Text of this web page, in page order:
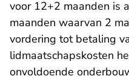
voor 12+2 maanden is
maanden waarvan 2
vordering tot betaling
lidmaatschapskosten
onvoldoende